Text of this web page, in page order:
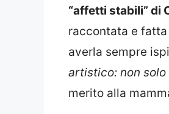
“affetti stabili” di
raccontata e
averla sempre
artistico: non
merito alla